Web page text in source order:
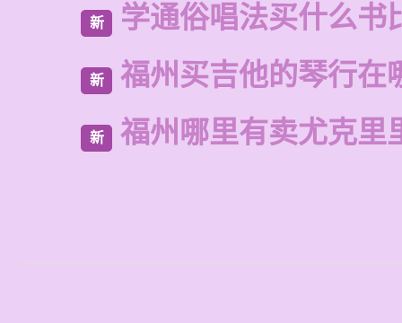
新 学通俗唱法买什么书
新 福州买吉他的琴行在
新 福州哪里有卖尤克里